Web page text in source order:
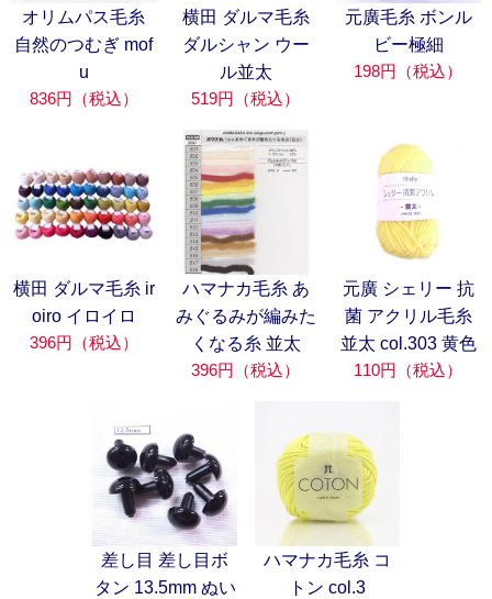
オリムパス毛糸
自然のつむぎ mof
u
836円（税込）
横田 ダルマ毛糸
ダルシャン ウー
ル並太
519円（税込）
元廣毛糸 ボンル
ビー極細
198円（税込）
横田 ダルマ毛糸 ir
oiro イロイロ
396円（税込）
ハマナカ毛糸 あ
みぐるみが編みた
くなる糸 並太
396円（税込）
元廣 シェリー 抗
菌 アクリル毛糸
並太 col.303 黄色
110円（税込）
差し目 差し目ボ
タン 13.5mm ぬい
ハマナカ毛糸 コ
トン col.3